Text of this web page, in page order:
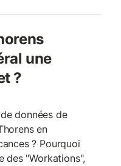
une
?
données de
en
? Pourquoi
des "Workations",